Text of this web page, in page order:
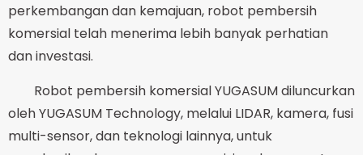
perkembangan dan kemajuan, robot pembersih
komersial telah menerima lebih banyak perhatian
dan investasi.
Robot pembersih komersial YUGASUM diluncurkan
oleh YUGASUM Technology, melalui LIDAR, kamera, fusi
multi-sensor, dan teknologi lainnya, untuk